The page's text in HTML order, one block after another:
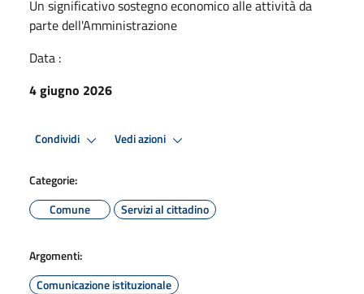
Un significativo sostegno economico alle attività da
parte dell'Amministrazione
Data :
4 giugno 2026
Condividi Vedi azioni
Categorie:
Comune
Servizi al cittadino
Argomenti:
Comunicazione istituzionale